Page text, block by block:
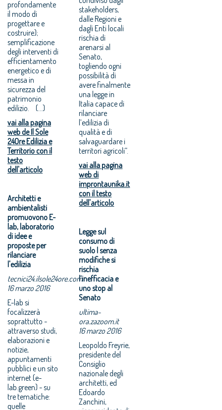
profondamente
il modo di
progettare e
costruire);
semplificazione
degli interventi di
efficientamento
energetico e di
messa in
sicurezza del
patrimonio
edilizio. (...)
vai alla pagina
web de Il Sole
24Ore Edilizia e
Territorio con il
testo
dell'articolo
Architetti e
ambientalisti
promuovono E-
lab, laboratorio
di idee e
proposte per
rilanciare
l'edilizia
tecnici24.ilsole24ore.com
16 marzo 2016
E-lab si
focalizzerà
soprattutto -
attraverso studi,
elaborazioni e
notizie,
appuntamenti
pubblici e un sito
internet (e-
lab.green) - su
tre tematiche:
quelle
stakeholders,
dalle Regioni e
dagli Enti locali
rischia di
arenarsi al
Senato,
togliendo ogni
possibilità di
avere finalmente
una legge in
Italia capace di
rilanciare
l’edilizia di
qualità e di
salvaguardare i
territori agricoli”.
vai alla pagina
web di
improntaunika.it
con il testo
dell'articolo
Legge sul
consumo di
suolo | senza
modifiche si
rischia
l’inefficacia e
uno stop al
Senato
ultima-
ora.zazoom.it
16 marzo 2016
Leopoldo Freyrie,
presidente del
Consiglio
nazionale degli
architetti, ed
Edoardo
Zanchini,